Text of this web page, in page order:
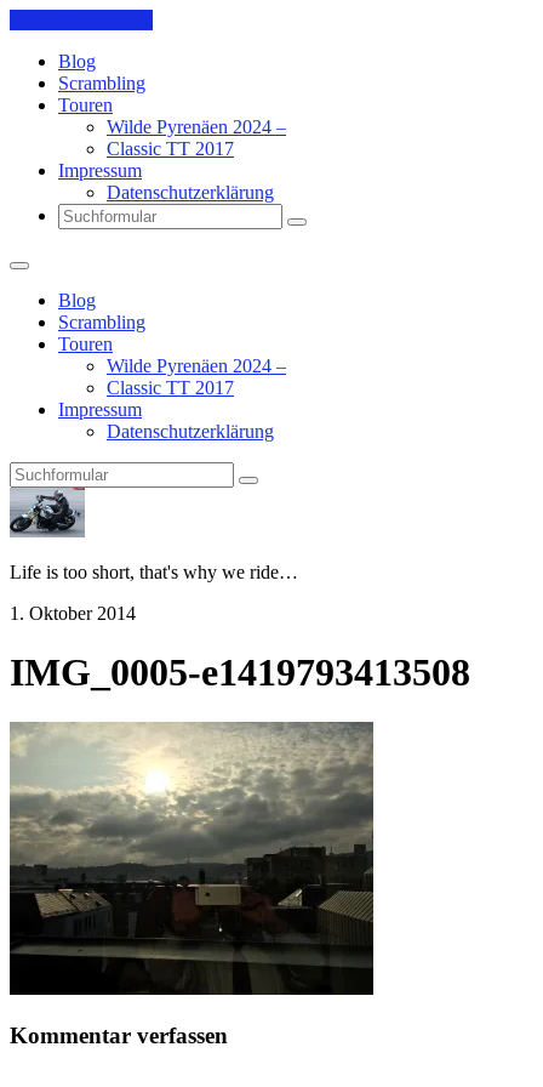
Blog
Scrambling
Touren
Wilde Pyrenäen 2024 –
Classic TT 2017
Impressum
Datenschutzerklärung
Search
Blog
Scrambling
Touren
Wilde Pyrenäen 2024 –
Classic TT 2017
Impressum
Datenschutzerklärung
Search
Pit's
Blog
Life is too short, that's why we ride…
1. Oktober 2014
IMG_0005-e1419793413508
Kommentar verfassen